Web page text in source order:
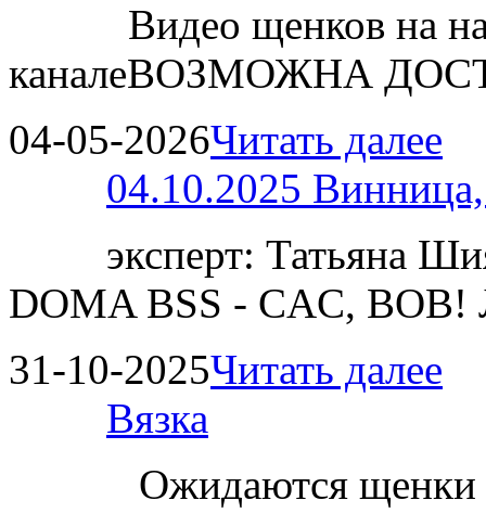
Видео щенков на
каналеВОЗМОЖНА
04-05-2026Читать далее
04.10.2025
эксперт: Татьяна
DOMA BSS - CAC,
31-10-2025Читать далее
Вязка
Ожидаются